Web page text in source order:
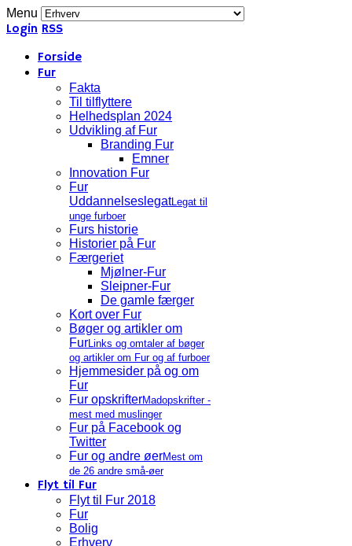
Menu
Login RSS
Forside
Fur
Fakta
Til tilflyttere
Helhedsplan 2024
Udvikling af Fur
Branding Fur
Emner
Innovation Fur
Fur
UddannelseslegatLegat til
unge furboer
Furs historie
Historier på Fur
Færgeriet
Mjølner-Fur
Sleipner-Fur
De gamle færger
Kort over Fur
Bøger og artikler om
FurLinks og omtaler af bøger
og artikler om Fur og af furboer
Hjemmesider på og om
Fur
Fur opskrifterMadopskrifter -
mest med muslinger
Fur på Facebook og
Twitter
Fur og andre øerMest om
de 26 andre små-øer
Flyt til Fur
Flyt til Fur 2018
Fur
Bolig
Erhverv